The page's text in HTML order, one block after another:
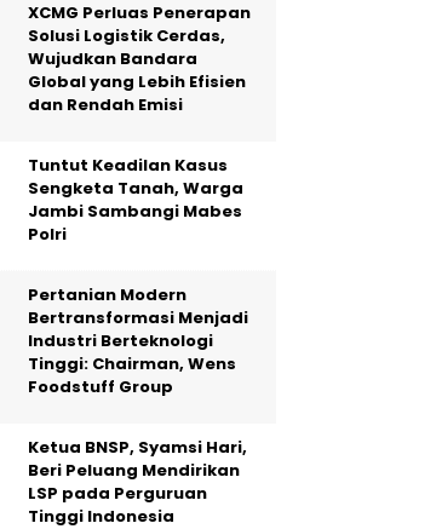
XCMG Perluas Penerapan
Solusi Logistik Cerdas,
Wujudkan Bandara
Global yang Lebih Efisien
dan Rendah Emisi
Tuntut Keadilan Kasus
Sengketa Tanah, Warga
Jambi Sambangi Mabes
Polri
Pertanian Modern
Bertransformasi Menjadi
Industri Berteknologi
Tinggi: Chairman, Wens
Foodstuff Group
Ketua BNSP, Syamsi Hari,
Beri Peluang Mendirikan
LSP pada Perguruan
Tinggi Indonesia